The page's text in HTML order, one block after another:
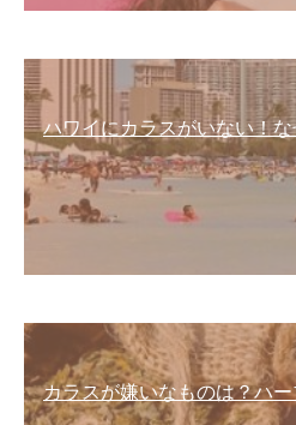
ハワイにカラスがいない！
カラスが嫌いなものは？ハ